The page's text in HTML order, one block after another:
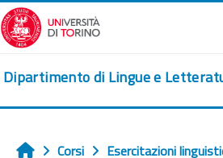
Vai al contenuto principale
Dipartimento di Lingue e
Home
Corsi Esercitazioni